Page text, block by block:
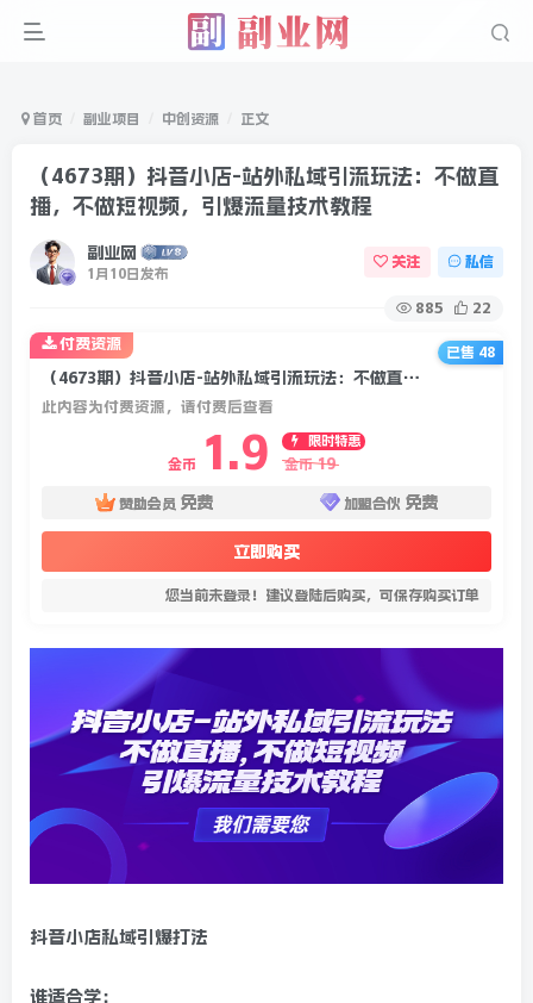
首页 副业项目 中创资源 正文
（4673期）抖音小店-站外私域引流玩法：不做直
播，不做短视频，引爆流量技术教程
副业网
1月10日发布
关注 私信
885 22
（4673期）抖音小店-站外私域引流玩法：不做直播，不做短视频，引爆流量技术教程
此内容为付费资源，请付费后查看
金币 1.9
限时特惠
金币 19
赞助会员 免费 加盟合伙 免费
立即购买
您当前未登录！建议登陆后购买，可保存购买订单
付费资源
已售 48
抖音小店私域引爆打法
谁适合学：